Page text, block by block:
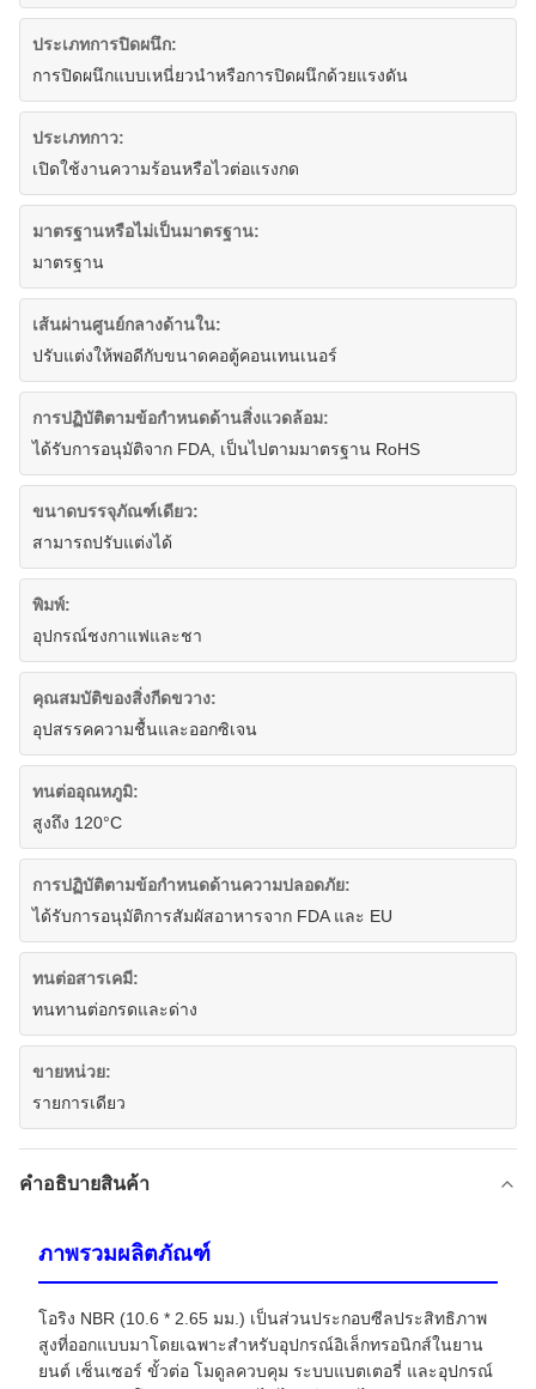
ประเภทการปิดผนึก:
การปิดผนึกแบบเหนี่ยวนำหรือการปิดผนึกด้วยแรงดัน
ประเภทกาว:
เปิดใช้งานความร้อนหรือไวต่อแรงกด
มาตรฐานหรือไม่เป็นมาตรฐาน:
มาตรฐาน
เส้นผ่านศูนย์กลางด้านใน:
ปรับแต่งให้พอดีกับขนาดคอตู้คอนเทนเนอร์
การปฏิบัติตามข้อกำหนดด้านสิ่งแวดล้อม:
ได้รับการอนุมัติจาก FDA, เป็นไปตามมาตรฐาน RoHS
ขนาดบรรจุภัณฑ์เดียว:
สามารถปรับแต่งได้
พิมพ์:
อุปกรณ์ชงกาแฟและชา
คุณสมบัติของสิ่งกีดขวาง:
อุปสรรคความชื้นและออกซิเจน
ทนต่ออุณหภูมิ:
สูงถึง 120°C
การปฏิบัติตามข้อกำหนดด้านความปลอดภัย:
ได้รับการอนุมัติการสัมผัสอาหารจาก FDA และ EU
ทนต่อสารเคมี:
ทนทานต่อกรดและด่าง
ขายหน่วย:
รายการเดียว
คําอธิบายสินค้า
ภาพรวมผลิตภัณฑ์
โอริง NBR (10.6 * 2.65 มม.) เป็นส่วนประกอบซีลประสิทธิภาพ
สูงที่ออกแบบมาโดยเฉพาะสำหรับอุปกรณ์อิเล็กทรอนิกส์ในยาน
ยนต์ เซ็นเซอร์ ขั้วต่อ โมดูลควบคุม ระบบแบตเตอรี่ และอุปกรณ์